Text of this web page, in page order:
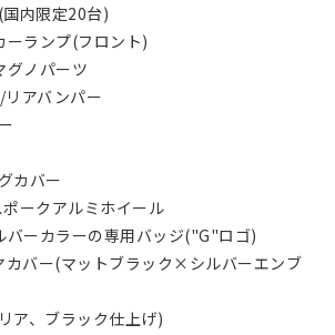
内限定20台)
ーランプ(フロント)
グノパーツ
アバンパー
カバー
ークアルミホイール
バーカラーの専用バッジ("G"ロゴ)
カバー(マットブラック×シルバーエンブ
ア、ブラック仕上げ)